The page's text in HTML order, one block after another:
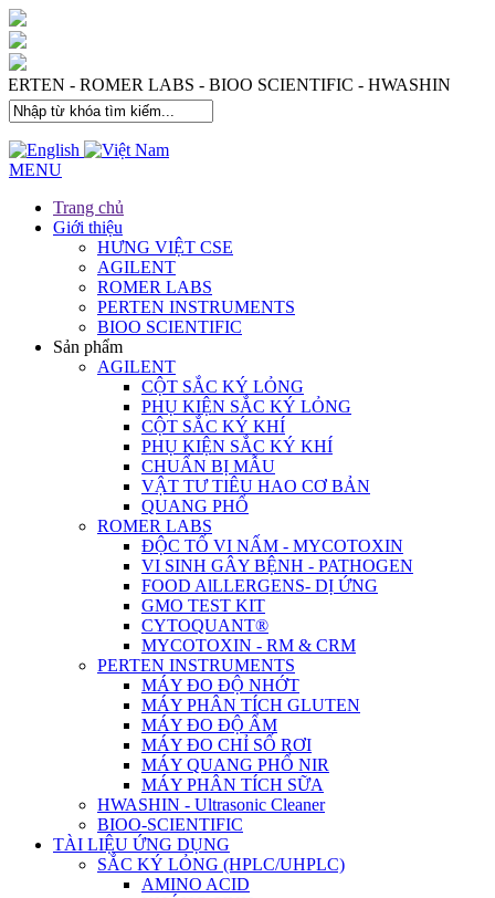
- ROMER LABS - BIOO SCIENTIFIC - HWASHIN
MENU
Trang chủ
Giới thiệu
HƯNG VIỆT CSE
AGILENT
ROMER LABS
PERTEN INSTRUMENTS
BIOO SCIENTIFIC
Sản phẩm
AGILENT
CỘT SẮC KÝ LỎNG
PHỤ KIỆN SẮC KÝ LỎNG
CỘT SẮC KÝ KHÍ
PHỤ KIỆN SẮC KÝ KHÍ
CHUẨN BỊ MẪU
VẬT TƯ TIÊU HAO CƠ BẢN
QUANG PHỔ
ROMER LABS
ĐỘC TỐ VI NẤM - MYCOTOXIN
VI SINH GÂY BỆNH - PATHOGEN
FOOD AlLLERGENS- DỊ ỨNG
GMO TEST KIT
CYTOQUANT®
MYCOTOXIN - RM & CRM
PERTEN INSTRUMENTS
MÁY ĐO ĐỘ NHỚT
MÁY PHÂN TÍCH GLUTEN
MÁY ĐO ĐỘ ẨM
MÁY ĐO CHỈ SỐ RƠI
MÁY QUANG PHỔ NIR
MÁY PHÂN TÍCH SỮA
HWASHIN - Ultrasonic Cleaner
BIOO-SCIENTIFIC
TÀI LIỆU ỨNG DỤNG
SẮC KÝ LỎNG (HPLC/UHPLC)
AMINO ACID